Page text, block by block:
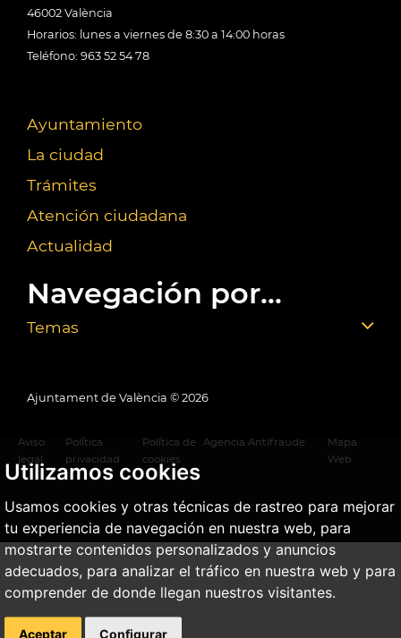
Utilizamos cookies
Usamos cookies y otras técnicas de rastreo para mejorar
tu experiencia de navegación en nuestra web, para
mostrarte contenidos personalizados y anuncios
adecuados, para analizar el tráfico en nuestra web y para
comprender de donde llegan nuestros visitantes.
Aceptar Configurar
46002 València
Horarios: lunes a viernes de 8:30 a 14:00 horas
Teléfono: 963 52 54 78
Ayuntamiento
La ciudad
Trámites
Atención ciudadana
Actualidad
Navegación por...
Temas
Ajuntament de València © 2026
Aviso
legal
Política
privacidad
Política de
cookies
Agencia Antifraude
Mapa
Web